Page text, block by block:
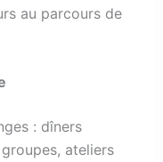
au parcours de
: dîners
ateliers